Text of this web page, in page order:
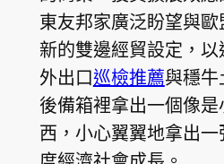
東友邦家廣泛盼望與
新的雙邊經貿設定，
外出口巡檢推薦與穩
後備箱裡拿出一個像
西，小心翼翼地拿出